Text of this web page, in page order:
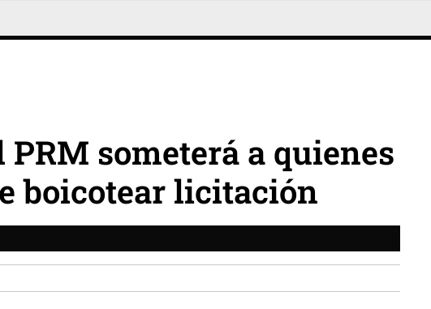
PRM someterá a quienes
boicotear licitación